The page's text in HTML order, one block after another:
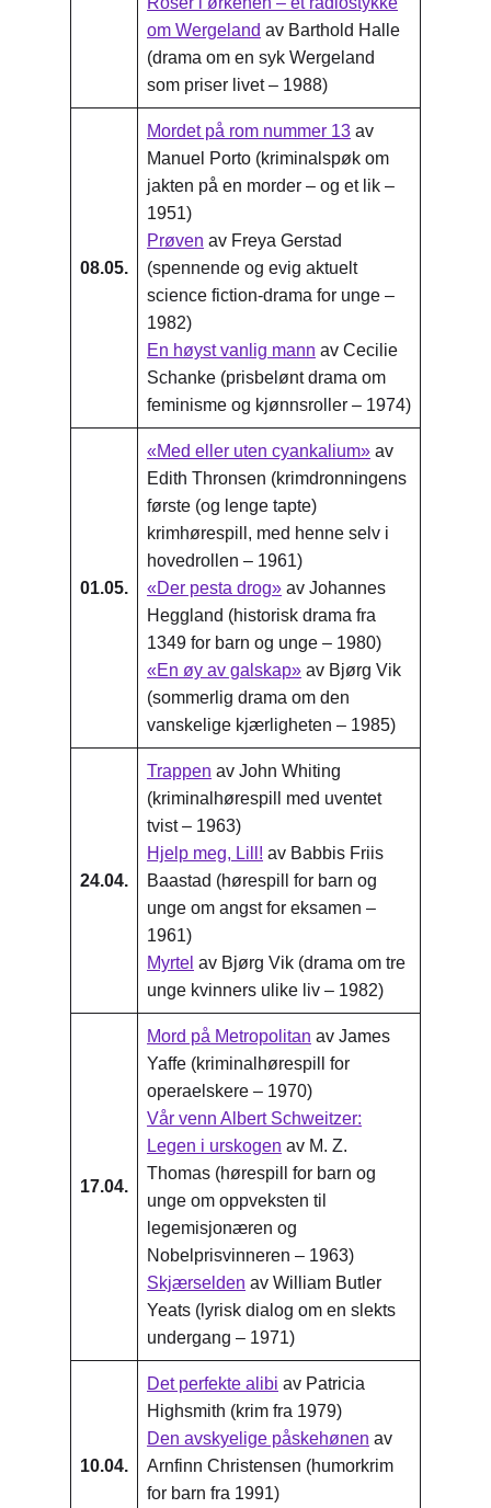
om Wergeland av Barthold Halle
(drama om en syk Wergeland
som priser livet – 1988)
08.05.
Mordet på rom nummer 13 av
Manuel Porto (kriminalspøk om
jakten på en morder – og et lik –
1951)
Prøven av Freya Gerstad
(spennende og evig aktuelt
science fiction-drama for unge –
1982)
En høyst vanlig mann av Cecilie
Schanke (prisbelønt drama om
feminisme og kjønnsroller – 1974)
01.05.
«Med eller uten cyankalium» av
Edith Thronsen (krimdronningens
første (og lenge tapte)
krimhørespill, med henne selv i
hovedrollen – 1961)
«Der pesta drog» av Johannes
Heggland (historisk drama fra
1349 for barn og unge – 1980)
«En øy av galskap» av Bjørg Vik
(sommerlig drama om den
vanskelige kjærligheten – 1985)
24.04.
Trappen av John Whiting
(kriminalhørespill med uventet
tvist – 1963)
Hjelp meg, Lill! av Babbis Friis
Baastad (hørespill for barn og
unge om angst for eksamen –
1961)
Myrtel av Bjørg Vik (drama om tre
unge kvinners ulike liv – 1982)
17.04.
Mord på Metropolitan av James
Yaffe (kriminalhørespill for
operaelskere – 1970)
Vår venn Albert Schweitzer:
Legen i urskogen av M. Z.
Thomas (hørespill for barn og
unge om oppveksten til
legemisjonæren og
Nobelprisvinneren – 1963)
Skjærselden av William Butler
Yeats (lyrisk dialog om en slekts
undergang – 1971)
10.04.
Det perfekte alibi av Patricia
Highsmith (krim fra 1979)
Den avskyelige påskehønen av
Arnfinn Christensen (humorkrim
for barn fra 1991)